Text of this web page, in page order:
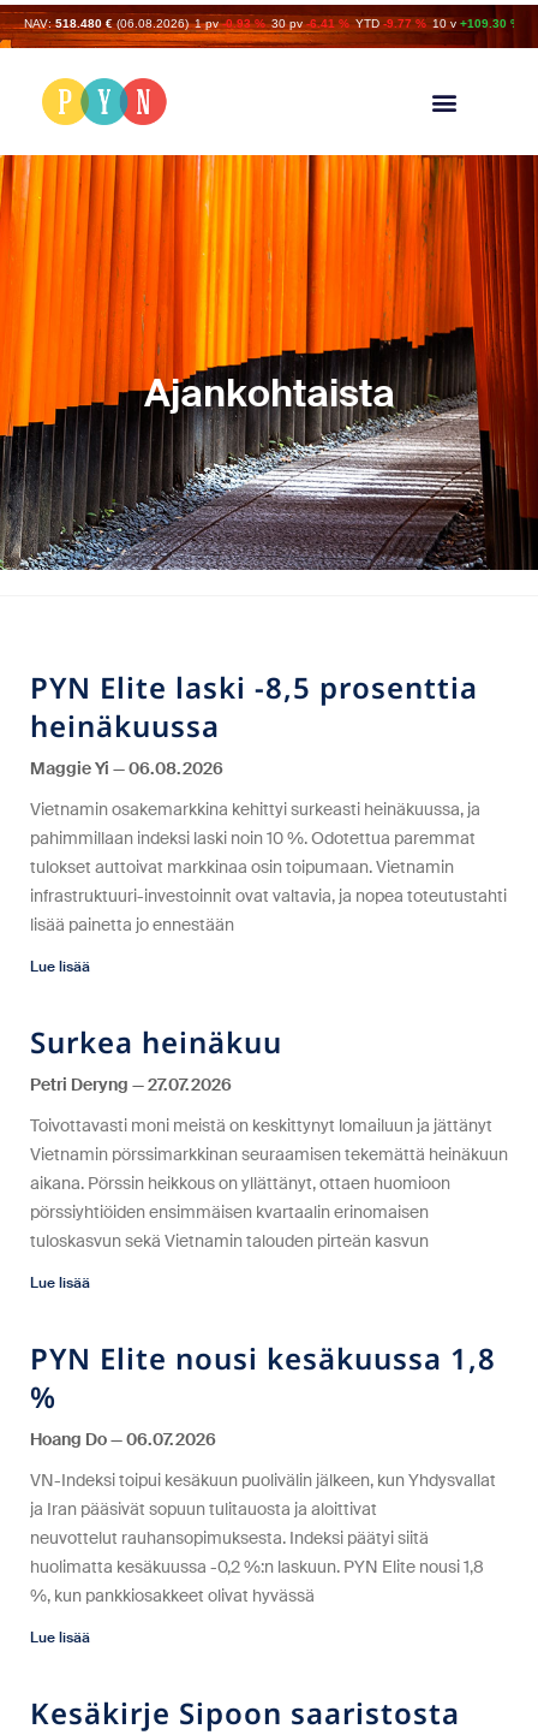
NAV: 518.480 € (06.08.2026) 1 pv -0.93 % 30 pv -6.41 % YTD -9.77 % 10 v +109.30 %
Ajankohtaista
PYN Elite laski -8,5 prosenttia
heinäkuussa
Maggie Yi
06.08.2026
Vietnamin osakemarkkina kehittyi surkeasti heinäkuussa, ja
pahimmillaan indeksi laski noin 10 %. Odotettua paremmat
tulokset auttoivat markkinaa osin toipumaan. Vietnamin
infrastruktuuri-investoinnit ovat valtavia, ja nopea toteutustahti
lisää painetta jo ennestään
Lue lisää
Surkea heinäkuu
Petri Deryng
27.07.2026
Toivottavasti moni meistä on keskittynyt lomailuun ja jättänyt
Vietnamin pörssimarkkinan seuraamisen tekemättä heinäkuun
aikana. Pörssin heikkous on yllättänyt, ottaen huomioon
pörssiyhtiöiden ensimmäisen kvartaalin erinomaisen
tuloskasvun sekä Vietnamin talouden pirteän kasvun
Lue lisää
PYN Elite nousi kesäkuussa 1,8
%
Hoang Do
06.07.2026
VN-Indeksi toipui kesäkuun puolivälin jälkeen, kun Yhdysvallat
ja Iran pääsivät sopuun tulitauosta ja aloittivat
neuvottelut rauhansopimuksesta. Indeksi päätyi siitä
huolimatta kesäkuussa -0,2 %:n laskuun. PYN Elite nousi 1,8
%, kun pankkiosakkeet olivat hyvässä
Lue lisää
Kesäkirje Sipoon saaristosta